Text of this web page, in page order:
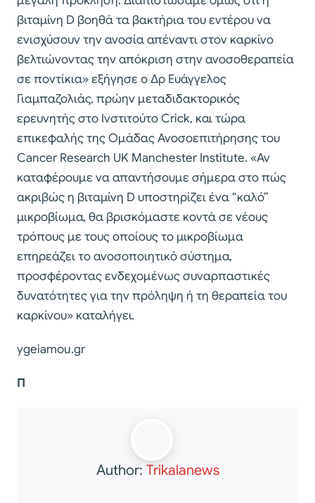
βιταμίνη D βοηθά τα βακτήρια του εντέρου να
ενισχύσουν την ανοσία απέναντι στον καρκίνο
βελτιώνοντας την απόκριση στην ανοσοθεραπεία
σε ποντίκια» εξήγησε ο Δρ Ευάγγελος
Γιαμπαζολιάς, πρώην μεταδιδακτορικός
ερευνητής στο Ινστιτούτο Crick, και τώρα
επικεφαλής της Ομάδας Ανοσοεπιτήρησης του
Cancer Research UK Manchester Institute. «Αν
καταφέρουμε να απαντήσουμε σήμερα στο πώς
ακριβώς η βιταμίνη D υποστηρίζει ένα “καλό”
μικροβίωμα, θα βρισκόμαστε κοντά σε νέους
τρόπους με τους οποίους το μικροβίωμα
επηρεάζει το ανοσοποιητικό σύστημα,
προσφέροντας ενδεχομένως συναρπαστικές
δυνατότητες για την πρόληψη ή τη θεραπεία του
καρκίνου» καταλήγει.
ygeiamou.gr
Π
Author: Trikalanews